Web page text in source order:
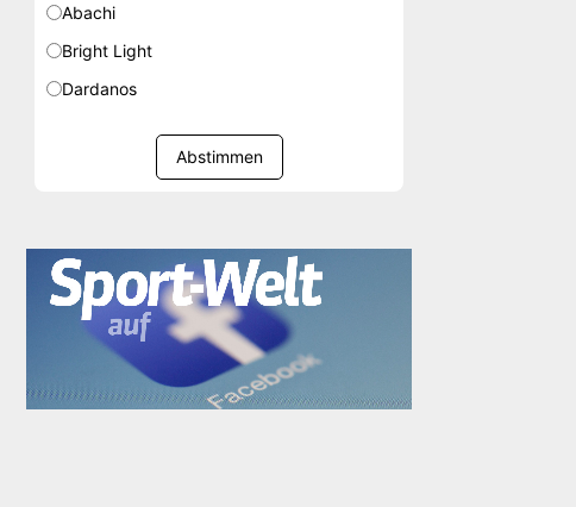
Abachi
Bright Light
Dardanos
Abstimmen